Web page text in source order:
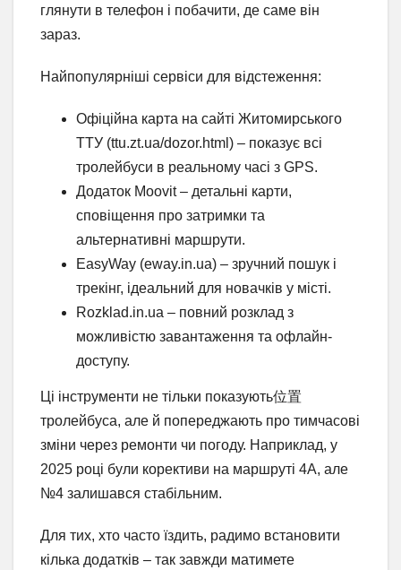
глянути в телефон і побачити, де саме він
зараз.
Найпопулярніші сервіси для відстеження:
Офіційна карта на сайті Житомирського
ТТУ (ttu.zt.ua/dozor.html) – показує всі
тролейбуси в реальному часі з GPS.
Додаток Moovit – детальні карти,
сповіщення про затримки та
альтернативні маршрути.
EasyWay (eway.in.ua) – зручний пошук і
трекінг, ідеальний для новачків у місті.
Rozklad.in.ua – повний розклад з
можливістю завантаження та офлайн-
доступу.
Ці інструменти не тільки показують位置
тролейбуса, але й попереджають про тимчасові
зміни через ремонти чи погоду. Наприклад, у
2025 році були корективи на маршруті 4А, але
№4 залишався стабільним.
Для тих, хто часто їздить, радимо встановити
кілька додатків – так завжди матимете